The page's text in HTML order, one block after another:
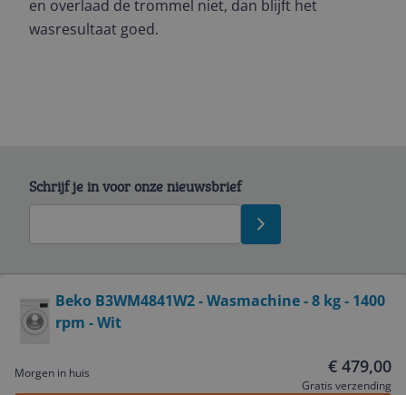
en overlaad de trommel niet, dan blijft het
wasresultaat goed.
Beko B3WM4841W2 - Wasmachine - 8 kg - 1400
rpm - Wit
Morgen in huis € 479,00
Gratis verzending
Schrijf je in voor onze nieuwsbrief
Service
Algemeen